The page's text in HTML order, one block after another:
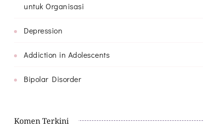
untuk Organisasi
Depression
Addiction in Adolescents
Bipolar Disorder
Komen Terkini